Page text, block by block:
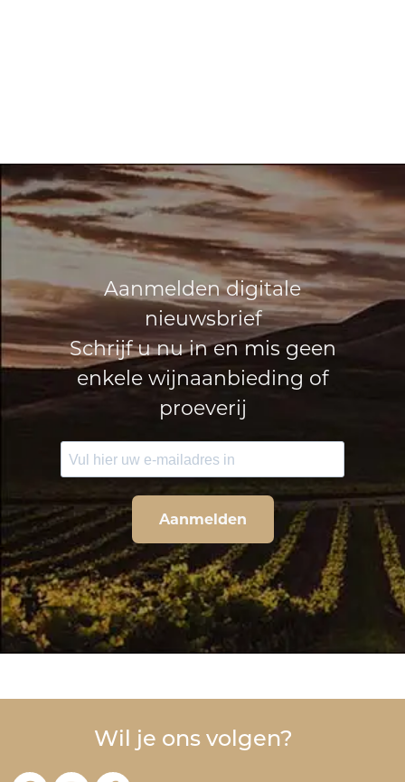
Aanmelden digitale
nieuwsbrief
Schrijf u nu in en mis geen
enkele wijnaanbieding of
proeverij
Aanmelden
Wil je ons volgen?